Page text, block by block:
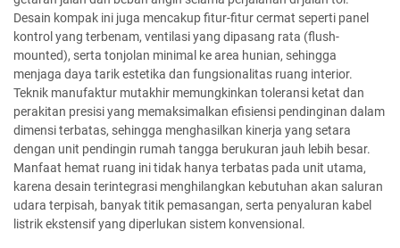
Desain kompak ini juga mencakup fitur-fitur cermat seperti panel
kontrol yang terbenam, ventilasi yang dipasang rata (flush-
mounted), serta tonjolan minimal ke area hunian, sehingga
menjaga daya tarik estetika dan fungsionalitas ruang interior.
Teknik manufaktur mutakhir memungkinkan toleransi ketat dan
perakitan presisi yang memaksimalkan efisiensi pendinginan dalam
dimensi terbatas, sehingga menghasilkan kinerja yang setara
dengan unit pendingin rumah tangga berukuran jauh lebih besar.
Manfaat hemat ruang ini tidak hanya terbatas pada unit utama,
karena desain terintegrasi menghilangkan kebutuhan akan saluran
udara terpisah, banyak titik pemasangan, serta penyaluran kabel
listrik ekstensif yang diperlukan sistem konvensional.